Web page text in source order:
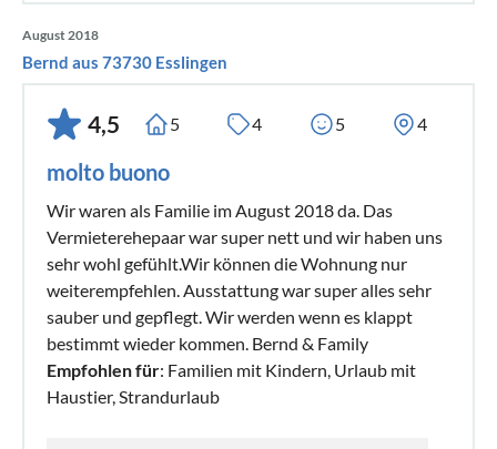
August 2018
Bernd aus 73730 Esslingen
4,5 5 4 5 4
molto buono
Wir waren als Familie im August 2018 da. Das
Vermieterehepaar war super nett und wir haben uns
sehr wohl gefühlt.Wir können die Wohnung nur
weiterempfehlen. Ausstattung war super alles sehr
sauber und gepflegt. Wir werden wenn es klappt
bestimmt wieder kommen. Bernd & Family
Empfohlen für: Familien mit Kindern, Urlaub mit
Haustier, Strandurlaub